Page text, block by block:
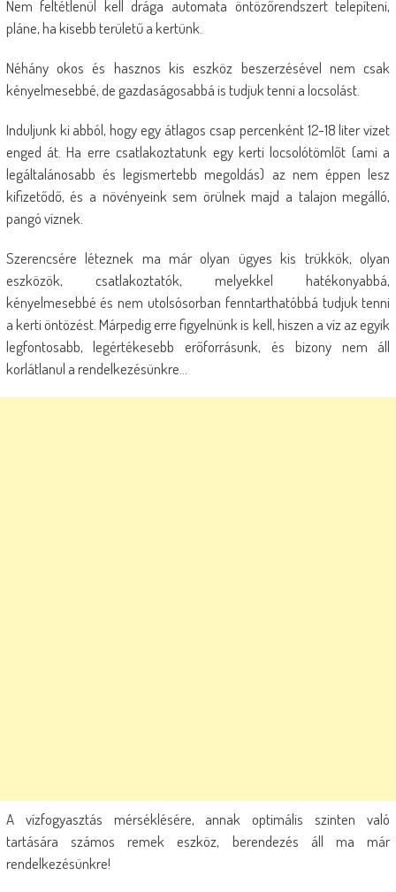
Nem feltétlenül kell drága automata öntözőrendszert telepíteni,
pláne, ha kisebb területű a kertünk.
Néhány okos és hasznos kis eszköz beszerzésével nem csak
kényelmesebbé, de gazdaságosabbá is tudjuk tenni a locsolást.
Induljunk ki abból, hogy egy átlagos csap percenként 12-18 liter vizet
enged át. Ha erre csatlakoztatunk egy kerti locsolótömlőt (ami a
legáltalánosabb és legismertebb megoldás) az nem éppen lesz
kifizetődő, és a növényeink sem örülnek majd a talajon megálló,
pangó víznek.
Szerencsére léteznek ma már olyan ügyes kis trükkök, olyan
eszközök, csatlakoztatók, melyekkel hatékonyabbá,
kényelmesebbé és nem utolsósorban fenntarthatóbbá tudjuk tenni
a kerti öntözést. Márpedig erre figyelnünk is kell, hiszen a víz az egyik
legfontosabb, legértékesebb erőforrásunk, és bizony nem áll
korlátlanul a rendelkezésünkre…
A vízfogyasztás mérséklésére, annak optimális szinten való
tartására számos remek eszköz, berendezés áll ma már
rendelkezésünkre!